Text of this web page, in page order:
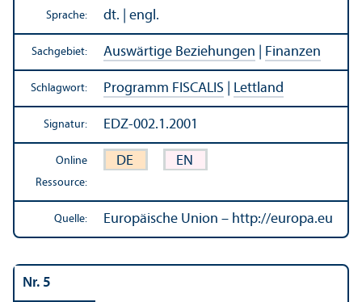
Sprache: dt. | engl.
Sachgebiet: Auswärtige Beziehungen Finanzen
Schlagwort: Programm FISCALIS Lettland
Signatur: EDZ-002.1.2001
Online
Ressource:
DE EN
Quelle: Europäische Union – http://europa.eu
Nr. 5